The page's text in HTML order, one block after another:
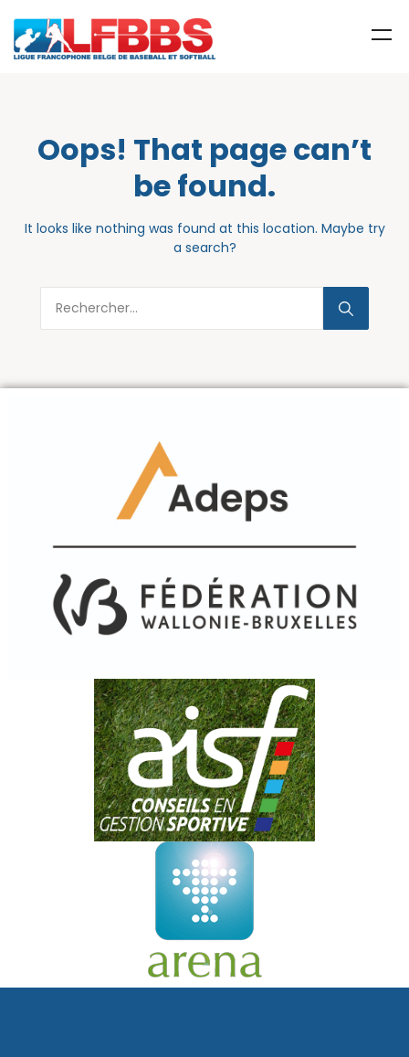
Oops! That page can’t
be found.
It looks like nothing was found at this location. Maybe try
a search?